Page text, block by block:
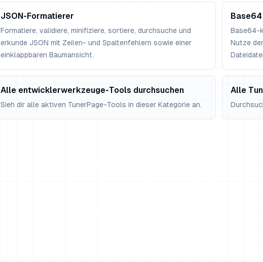
JSON-Formatierer
Formatiere, validiere, minifiziere, sortiere, durchsuche und
erkunde JSON mit Zeilen- und Spaltenfehlern sowie einer
einklappbaren Baumansicht.
Base64-
Nutze
Alle entwicklerwerkzeuge-Tools durchsuchen
Sieh dir alle aktiven TunerPage-Tools in dieser Kategorie an.
Alle